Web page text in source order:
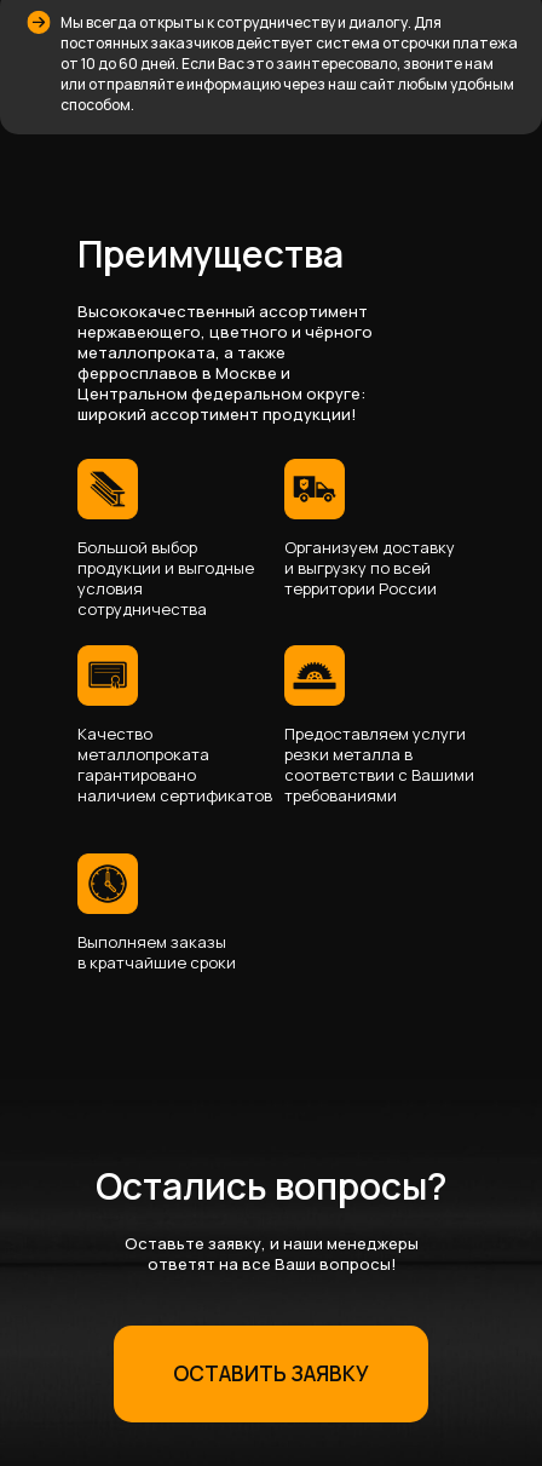
Мы всегда открыты к сотрудничеству и диалогу. Для
постоянных заказчиков действует система отсрочки платежа
от 10 до 60 дней. Если Вас это заинтересовало, звоните нам
или отправляйте информацию через наш сайт любым удобным
способом.
Большой выбор
продукции и выгодные
условия
сотрудничества
Высококачественный ассортимент
нержавеющего, цветного и чёрного
металлопроката, а также
ферросплавов в Москве и
Центральном федеральном округе:
широкий ассортимент продукции!
Организуем доставку
и выгрузку по всей
территории России
Преимущества
Качество
металлопроката
гарантировано
наличием сертификатов
Предоставляем услуги
резки металла в
соответствии с Вашими
требованиями
Выполняем заказы
в кратчайшие сроки
Оставьте заявку, и наши менеджеры
ответят на все Ваши вопросы!
Остались вопросы?
ОСТАВИТЬ ЗАЯВКУ